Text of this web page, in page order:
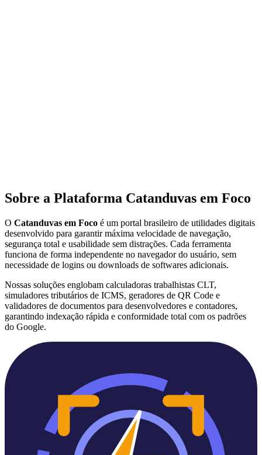
Sobre a Plataforma Catanduvas em Foco
O Catanduvas em Foco é um portal brasileiro de utilidades digitais
desenvolvido para garantir máxima velocidade de navegação,
segurança total e usabilidade sem distrações. Cada ferramenta
funciona de forma independente no navegador do usuário, sem
necessidade de logins ou downloads de softwares adicionais.
Nossas soluções englobam calculadoras trabalhistas CLT,
simuladores tributários de ICMS, geradores de QR Code e
validadores de documentos para desenvolvedores e contadores,
garantindo indexação rápida e conformidade total com os padrões
do Google.